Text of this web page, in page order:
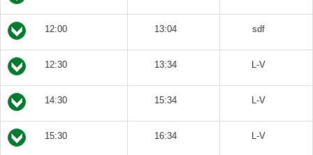
12:00 13:04 sdf
12:30 13:34 L-V
14:30 15:34 L-V
15:30 16:34 L-V